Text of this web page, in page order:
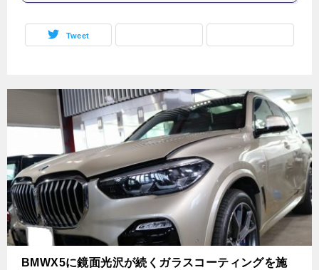
Tweet
BMWX5に鏡面光沢が続くガラスコーティングを施